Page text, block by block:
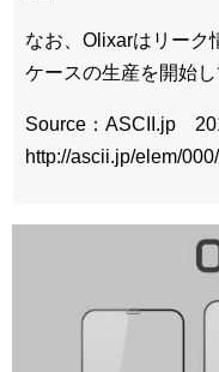
なお、Olixarはリーク
ケースの生産を開始し
Source：ASCII.jp
http://ascii.jp/elem/